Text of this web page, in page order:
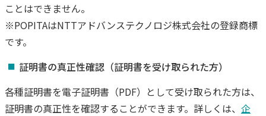
ことはできません。
※POPITAはNTTアドバンステクノロジ株式会社の登録商標
です。
証明書の真正性確認（証明書を受け取られた方）
各種証明書を電子証明書（PDF）として受け取られた方は、
証明書の真正性を確認することができます。詳しくは、 企